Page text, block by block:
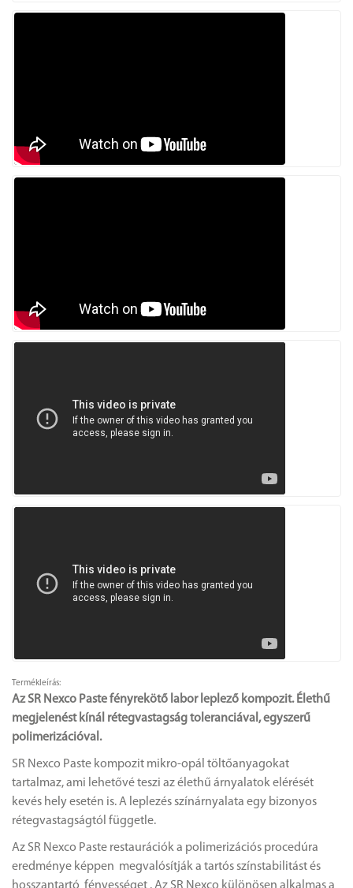
Termékleírás:
Az SR Nexco Paste fényrekötő labor leplező kompozit. Élethű
megjelenést kínál rétegvastagság toleranciával, egyszerű
polimerizációval.
SR Nexco Paste kompozit mikro-opál töltőanyagokat
tartalmaz, ami lehetővé teszi az élethű árnyalatok elérését
kevés hely esetén is. A leplezés színárnyalata egy bizonyos
rétegvastagságtól függetle.
Az SR Nexco Paste restaurációk a polimerizációs procedúra
eredménye képpen megvalósítják a tartós színstabilitást és
hosszantartó fényességet . Az SR Nexco különösen alkalmas a